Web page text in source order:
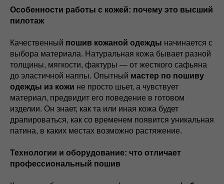
Особенности работы с кожей: почему это высший
пилотаж
Качественный пошив кожаной одежды начинается с
выбора материала. Натуральная кожа бывает разной
толщины, мягкости, фактуры — от жесткого сафьяна
до эластичной наппы. Опытный мастер по пошиву
одежды из кожи не просто шьет, а чувствует
материал, предвидит его поведение в готовом
изделии. Он знает, как та или иная кожа будет
драпироваться, как со временем появится уникальная
патина, в каких местах возможно растяжение.
Технологии и оборудование: что отличает
профессиональный пошив